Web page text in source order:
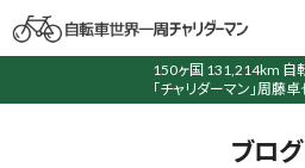
150ヶ国 131,214km 自
「チャリダーマン」周藤
ブログ